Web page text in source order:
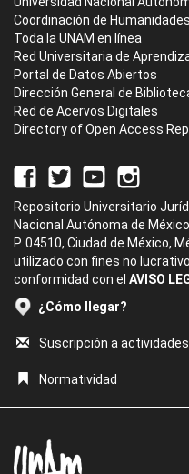
Coordinación de
Toda la UNAM en línea
Red Universitaria de
Portal de Datos Abiertos
Dirección General de
Red de Acervos Digitales
Directory of Open Access
Repositorio Universitario
Nacional Autónoma de
P. 04510, Ciudad de México,
utilizado con fines no
conformidad con el AVISO
¿Cómo llegar?
Suscripción a
Normatividad